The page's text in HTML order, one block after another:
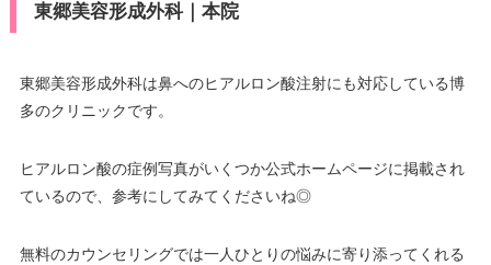
東郷美容形成外科｜本院
東郷美容形成外科は鼻へのヒアルロン酸注射にも対応している博
多のクリニックです。
ヒアルロン酸の症例写真がいくつか公式ホームページに掲載され
ているので、参考にしてみてくださいね◎
無料のカウンセリングでは一人ひとりの悩みに寄り添ってくれる